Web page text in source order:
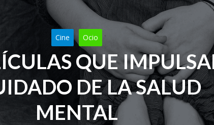
Cine Ocio
QUE
DE LA SALUD
MENTAL